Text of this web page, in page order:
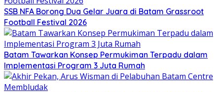
SSB NFA Borong Dua Gelar Juara di Batam Grassroot
Football Festival 2026
Batam Tawarkan Konsep Permukiman Terpadu dalam
Implementasi Program 3 Juta Rumah